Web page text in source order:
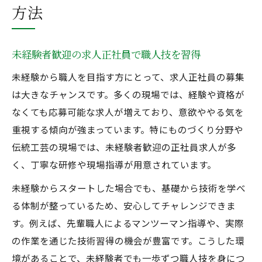
方法
未経験者歓迎の求人正社員で職人技を習得
未経験から職人を目指す方にとって、求人正社員の募集
は大きなチャンスです。多くの現場では、経験や資格が
なくても応募可能な求人が増えており、意欲ややる気を
重視する傾向が強まっています。特にものづくり分野や
伝統工芸の現場では、未経験者歓迎の正社員求人が多
く、丁寧な研修や現場指導が用意されています。
未経験からスタートした場合でも、基礎から技術を学べ
る体制が整っているため、安心してチャレンジできま
す。例えば、先輩職人によるマンツーマン指導や、実際
の作業を通じた技術習得の機会が豊富です。こうした環
境があることで、未経験者でも一歩ずつ職人技を身につ